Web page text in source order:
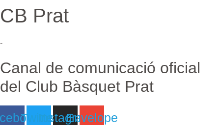
Ir
al
CB Prat
-
Canal de comunicació oficial
del Club Bàsquet Prat
TwitterInstagram
Envelope